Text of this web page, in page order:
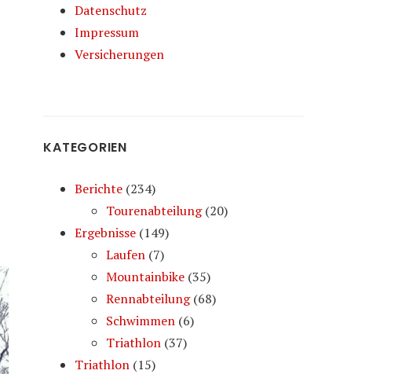
Datenschutz
Impressum
Versicherungen
KATEGORIEN
Berichte (234)
Tourenabteilung(20)
Ergebnisse (149)
Laufen (7)
Mountainbike (35)
Rennabteilung(68)
Schwimmen (6)
Triathlon (37)
Triathlon (15)